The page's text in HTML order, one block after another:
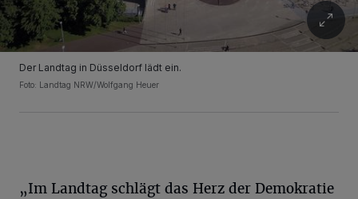
Der Landtag in Düsseldorf lädt ein.
Foto: Landtag NRW/Wolfgang Heuer
„Im Landtag schlägt das Herz der Demokratie